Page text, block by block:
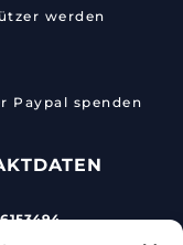
werden
Paypal spenden